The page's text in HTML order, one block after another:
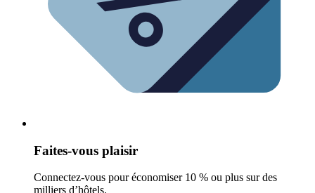
Faites-vous plaisir
Connectez-vous pour économiser 10 % ou plus sur des
milliers d’hôtels.